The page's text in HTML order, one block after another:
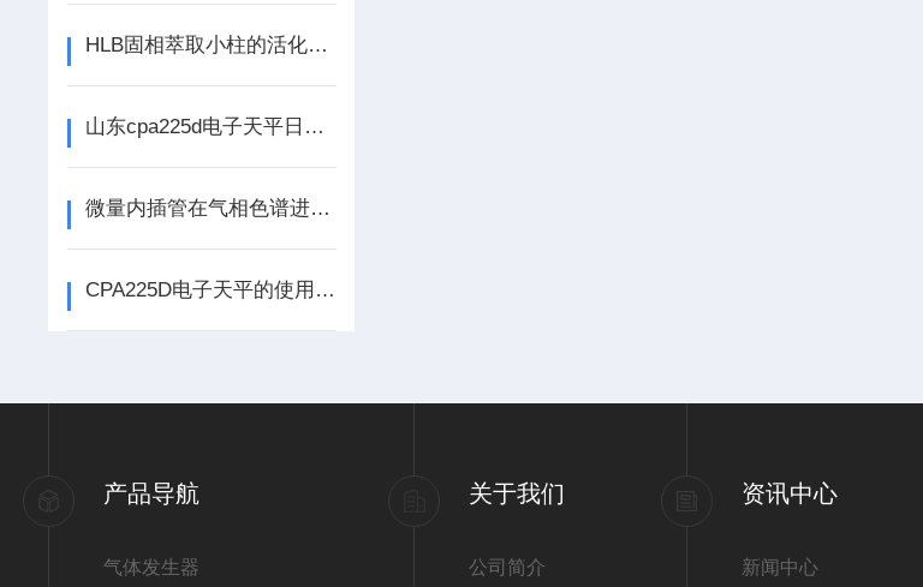
HLB固相萃取小柱的活化、上样、淋洗与洗脱步骤优化
山东cpa225d电子天平日常维护：清洁称盘、水平调节与长期停用保养
微量内插管在气相色谱进样技术中的应用原理与优势分析
CPA225D电子天平的使用技巧与应用场景
产品导航
气体发生器
关于我们
公司简介
资讯中心
新闻中心